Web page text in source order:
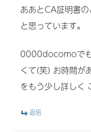
ああとCA証明書
と思っています。
0000docomoでも
くて(笑) お時間
をもう少し詳しく
返信